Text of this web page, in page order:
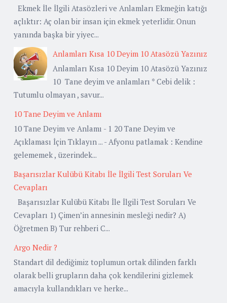
Ekmek İle İlgili Atasözleri ve Anlamları Ekmeğin katığı
açlıktır: Aç olan bir insan için ekmek yeterlidir. Onun
yanında başka bir yiyec...
Anlamları Kısa 10 Deyim 10 Atasözü Yazınız
Anlamları Kısa 10 Deyim 10 Atasözü Yazınız
10 Tane deyim ve anlamları * Cebi delik :
Tutumlu olmayan , savur...
10 Tane Deyim ve Anlamı
10 Tane Deyim ve Anlamı - 1 20 Tane Deyim ve
Açıklaması İçin Tıklayın ... - Afyonu patlamak : Kendine
gelememek , üzerindek...
Başarısızlar Kulübü Kitabı İle İlgili Test Soruları Ve
Cevapları
Başarısızlar Kulübü Kitabı İle İlgili Test Soruları Ve
Cevapları 1) Çimen’in annesinin mesleği nedir? A)
Öğretmen B) Tur rehberi C...
Argo Nedir ?
Standart dil dediğimiz toplumun ortak dilinden farklı
olarak belli grupların daha çok kendilerini gizlemek
amacıyla kullandıkları ve herke...